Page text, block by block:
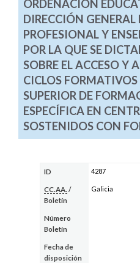
ORDENACIÓN
DIRECCIÓN
PROFESIONAL Y
POR LA QUE SE
SOBRE EL ACCESO Y
CICLOS
SUPERIOR DE
ESPECÍFICA EN
SOSTENIDOS CON
ID 4287
CC.AA. /
Boletín
Galicia
Número
Boletín
Fecha de
disposición